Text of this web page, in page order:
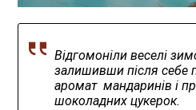
Відгомоніли веселі
залишивши після себе
аромат мандаринів і
шоколадних цукерок.